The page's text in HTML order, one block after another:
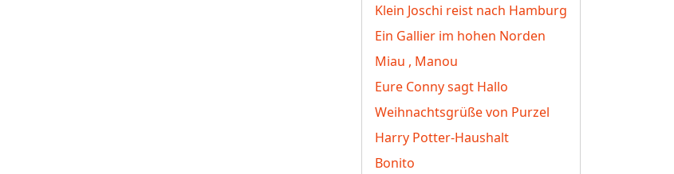
Klein Joschi reist nach Hamburg
Ein Gallier im hohen Norden
Miau , Manou
Eure Conny sagt Hallo
Weihnachtsgrüße von Purzel
Harry Potter-Haushalt
Bonito